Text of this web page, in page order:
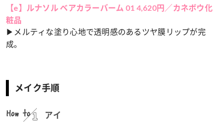
【e】ルナソル ベアカラーバーム 01 4,620円／カネボウ化
粧品
▶メルティな塗り心地で透明感のあるツヤ膜リップが完
成。
メイク手順
How to アイ